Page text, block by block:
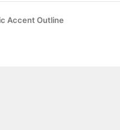
Accent Outline